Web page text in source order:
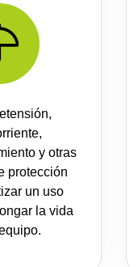
y otras
protección
un uso
la vida